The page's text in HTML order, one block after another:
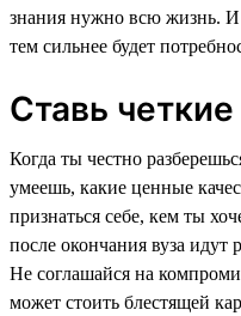
знания нужно всю жизнь. И
тем сильнее будет
Ставь
Когда ты честно
умеешь, какие ценные
признаться себе, кем ты
после окончания вуза идут
Не соглашайся на
может стоить блестящей